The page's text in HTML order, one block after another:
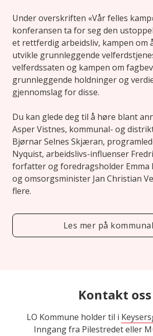
Under overskriften «Vår felles
konferansen ta for seg den
et rettferdig arbeidsliv, kampen om
utvikle grunnleggende
velferdssaten og kampen om
grunnleggende holdninger og
gjennomslag for disse.
Du kan glede deg til å høre blant
Asper Vistnes, kommunal- og
Bjørnar Selnes Skjæran,
Nyquist, arbeidslivs-influenser
forfatter og foredragsholder Emma
og omsorgsminister Jan Christian
flere.
Les mer på
Kontakt oss
LO Kommune holder til i
Inngang fra Pilestredet eller